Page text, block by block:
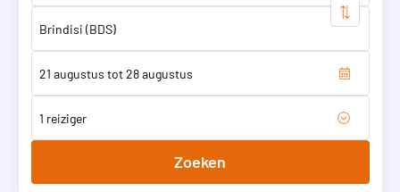
1 reiziger
Zoeken